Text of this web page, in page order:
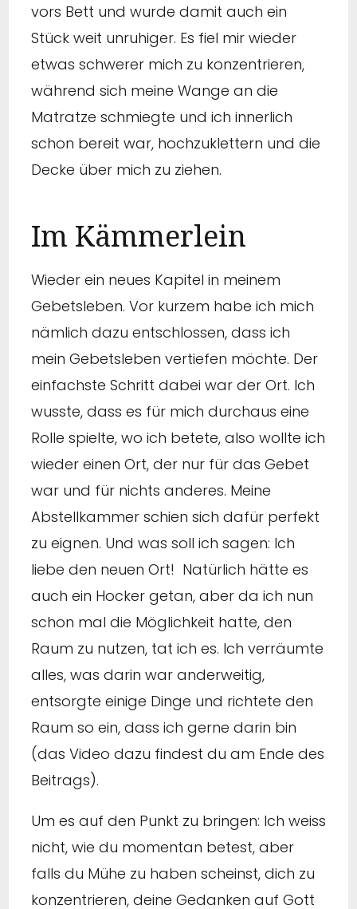
vors Bett und wurde damit auch ein
Stück weit unruhiger. Es fiel mir wieder
etwas schwerer mich zu konzentrieren,
während sich meine Wange an die
Matratze schmiegte und ich innerlich
schon bereit war, hochzuklettern und die
Decke über mich zu ziehen.
Im Kämmerlein
Wieder ein neues Kapitel in meinem
Gebetsleben. Vor kurzem habe ich mich
nämlich dazu entschlossen, dass ich
mein Gebetsleben vertiefen möchte. Der
einfachste Schritt dabei war der Ort. Ich
wusste, dass es für mich durchaus eine
Rolle spielte, wo ich betete, also wollte ich
wieder einen Ort, der nur für das Gebet
war und für nichts anderes. Meine
Abstellkammer schien sich dafür perfekt
zu eignen. Und was soll ich sagen: Ich
liebe den neuen Ort! Natürlich hätte es
auch ein Hocker getan, aber da ich nun
schon mal die Möglichkeit hatte, den
Raum zu nutzen, tat ich es. Ich verräumte
alles, was darin war anderweitig,
entsorgte einige Dinge und richtete den
Raum so ein, dass ich gerne darin bin
(das Video dazu findest du am Ende des
Beitrags).
Um es auf den Punkt zu bringen: Ich weiss
nicht, wie du momentan betest, aber
falls du Mühe zu haben scheinst, dich zu
konzentrieren, deine Gedanken auf Gott